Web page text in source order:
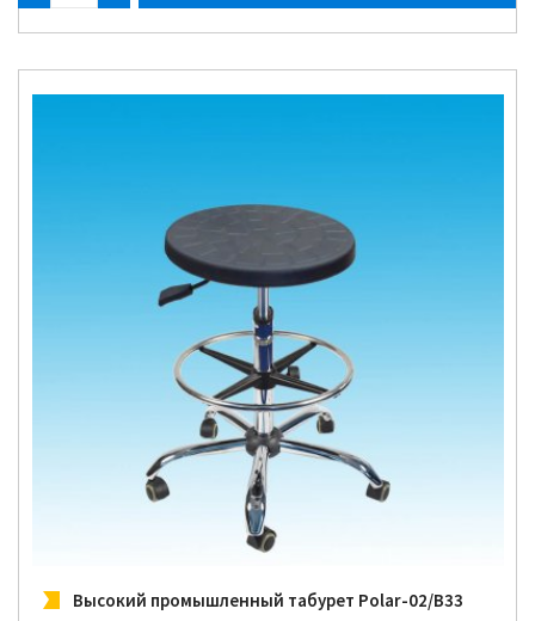
Высокий промышленный табурет Polar-02/B33